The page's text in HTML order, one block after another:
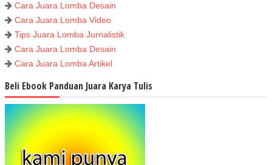
Cara Juara Lomba Desain
Cara Juara Lomba Video
Tips Juara Lomba Jurnalistik
Cara Juara Lomba Desain
Cara Juara Lomba Artikel
Beli Ebook Panduan Juara Karya Tulis